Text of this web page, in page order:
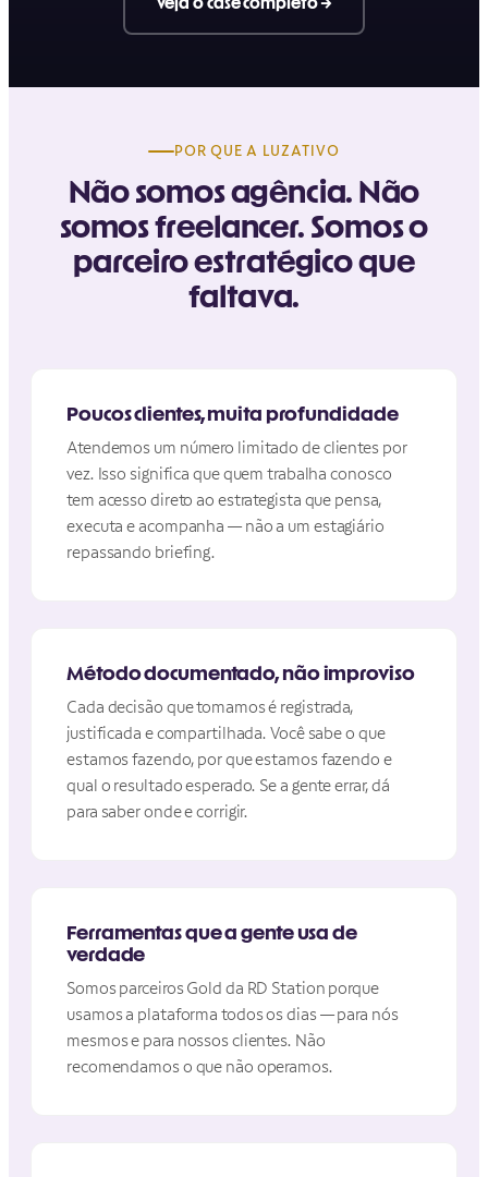
Veja o case completo →
POR QUE A LUZATIVO
Não somos agência. Não
somos freelancer. Somos o
parceiro estratégico que
faltava.
Poucos clientes, muita profundidade
Atendemos um número limitado de clientes por
vez. Isso significa que quem trabalha conosco
tem acesso direto ao estrategista que pensa,
executa e acompanha — não a um estagiário
repassando briefing.
Método documentado, não improviso
Cada decisão que tomamos é registrada,
justificada e compartilhada. Você sabe o que
estamos fazendo, por que estamos fazendo e
qual o resultado esperado. Se a gente errar, dá
para saber onde e corrigir.
Ferramentas que a gente usa de
verdade
Somos parceiros Gold da RD Station porque
usamos a plataforma todos os dias — para nós
mesmos e para nossos clientes. Não
recomendamos o que não operamos.